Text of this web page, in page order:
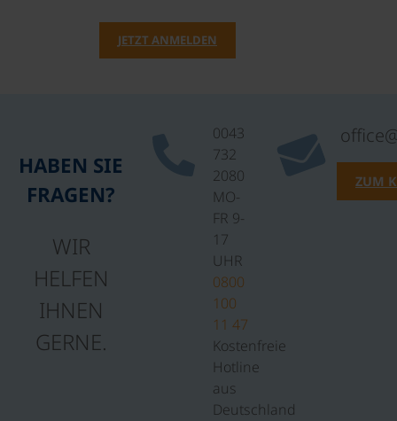
JETZT ANMELDEN
HABEN SIE
FRAGEN?
WIR
HELFEN
IHNEN
GERNE.
0043
732
2080
MO-
FR 9-
17
UHR
0800
100
11 47
Kostenfreie
Hotline
aus
Deutschland
ZUM